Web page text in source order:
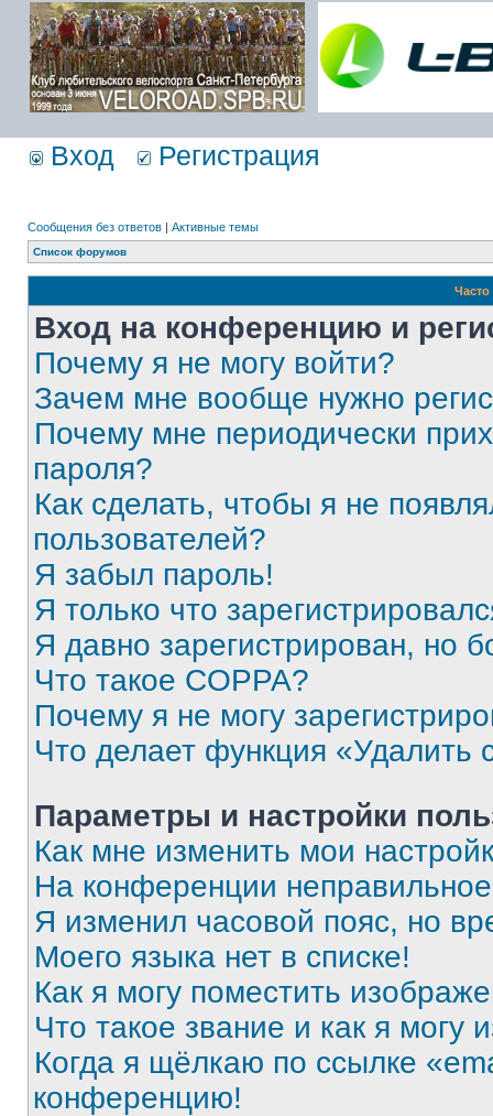
Вход Регистрация
Сообщения без ответов | Активные темы
Список форумов
Вход на конференцию и
Почему я не могу войти?
Зачем мне вообще нужно
Почему мне периодически
пароля?
Как сделать, чтобы я не
пользователей?
Я забыл пароль!
Я только что
Я давно зарегистрирован, но
Что такое COPPA?
Почему я не могу
Что делает функция «Удалить
Параметры и настройки
Как мне изменить мои
На конференции
Я изменил часовой пояс, но
Моего языка нет в списке!
Как я могу поместить
Что такое звание и как я могу
Когда я щёлкаю по ссылке
конференцию!